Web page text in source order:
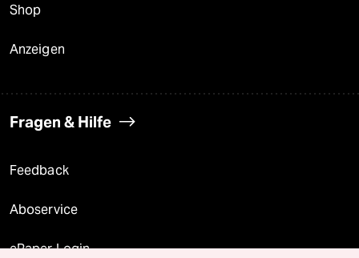
Shop
Anzeigen
Fragen & Hilfe
Feedback
Aboservice
ePaper Login